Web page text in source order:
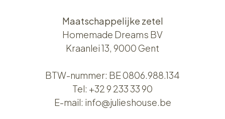
Maatschappelijke zetel
Homemade Dreams BV
Kraanlei 13, 9000 Gent
BTW-nummer: BE 0806.988.134
Tel: +32 9 233 33 90
E-mail: info@julieshouse.be